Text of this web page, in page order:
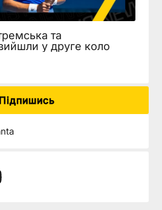
та
у друге коло
Підпишись